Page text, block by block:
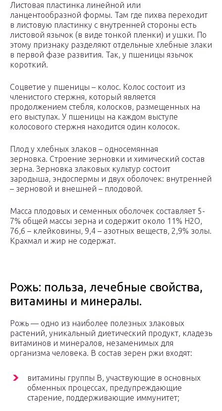
Листовая пластинка линейной или
ланцентообразной формы. Там где пихва переходит
в листовую пластинку с внутренней стороны есть
листовой язычок (в виде тонкой пленки) и ушки. По
этому признаку разделяют отдельные хлебные злаки
в первой фазе развития. Так, у пшеницы язычок
короткий.
Соцветие у пшеницы – колос. Колос состоит из
членистого стержня, который является
продолжением стебля, колосков, размещенных на
его выступах. У пшеницы на каждом выступе
колосового стержня находится один колосок.
Плод у хлебных злаков – односемянная
зерновка. Строение зерновки и химический состав
зерна. Зерновка злаковых культур состоит
зародыша, эндоспермы и двух оболочек: внутренней
– зерновой и внешней – плодовой.
Масса плодовых и семенных оболочек составляет 5-
7% общей массы зерна и содержит около 11% Н2О,
76,6 – клейковины, 9,4 – азотных веществ, 2,9% золы.
Крахмал и жир не содержат.
Рожь: польза, лечебные свойства,
витамины и минералы.
Рожь — одно из наиболее полезных злаковых
растений, уникальный диетический продукт, кладезь
витаминов и минералов, незаменимых для
организма человека. В состав зерен ржи входят:
витамины группы В, участвующие в основных
обменных процессах, предупреждающие
старение, поддерживающие иммунитет;